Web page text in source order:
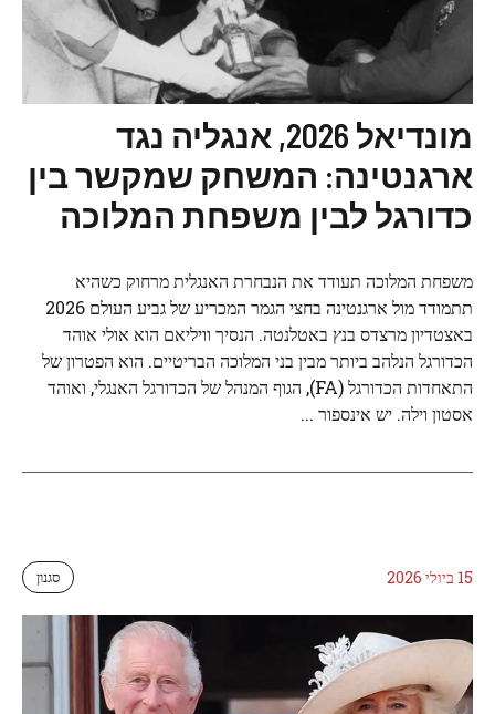
מונדיאל 2026, אנגליה נגד
ארגנטינה: המשחק שמקשר בין
כדורגל לבין משפחת המלוכה
משפחת המלוכה תעודד את הנבחרת האנגלית מרחוק כשהיא
תתמודד מול ארגנטינה בחצי הגמר המכריע של גביע העולם 2026
באצטדיון מרצדס בנץ באטלנטה. הנסיך וויליאם הוא אולי אוהד
הכדורגל הנלהב ביותר מבין בני המלוכה הבריטיים. הוא הפטרון של
התאחדות הכדורגל (FA), הגוף המנהל של הכדורגל האנגלי, ואוהד
אסטון וילה. יש אינספור ...
15 ביולי 2026 סגנון